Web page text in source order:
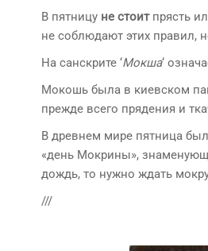
В пятницу не стоитпрясть
не соблюдают этих правил,
На санскрите ‘Мокша‘
Мокошь была в киевском
прежде всего прядения и
В древнем мире пятница
«день Мокрины»,
дождь, то нужно ждать
///